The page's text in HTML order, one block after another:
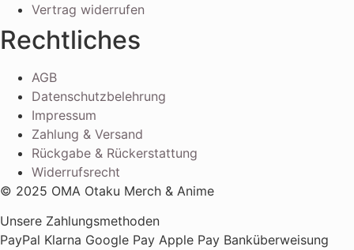
Vertrag widerrufen
Rechtliches
AGB
Datenschutzbelehrung
Impressum
Zahlung & Versand
Rückgabe & Rückerstattung
Widerrufsrecht
© 2025 OMA Otaku Merch & Anime
Unsere Zahlungsmethoden
PayPal Klarna Google Pay Apple Pay Banküberweisung